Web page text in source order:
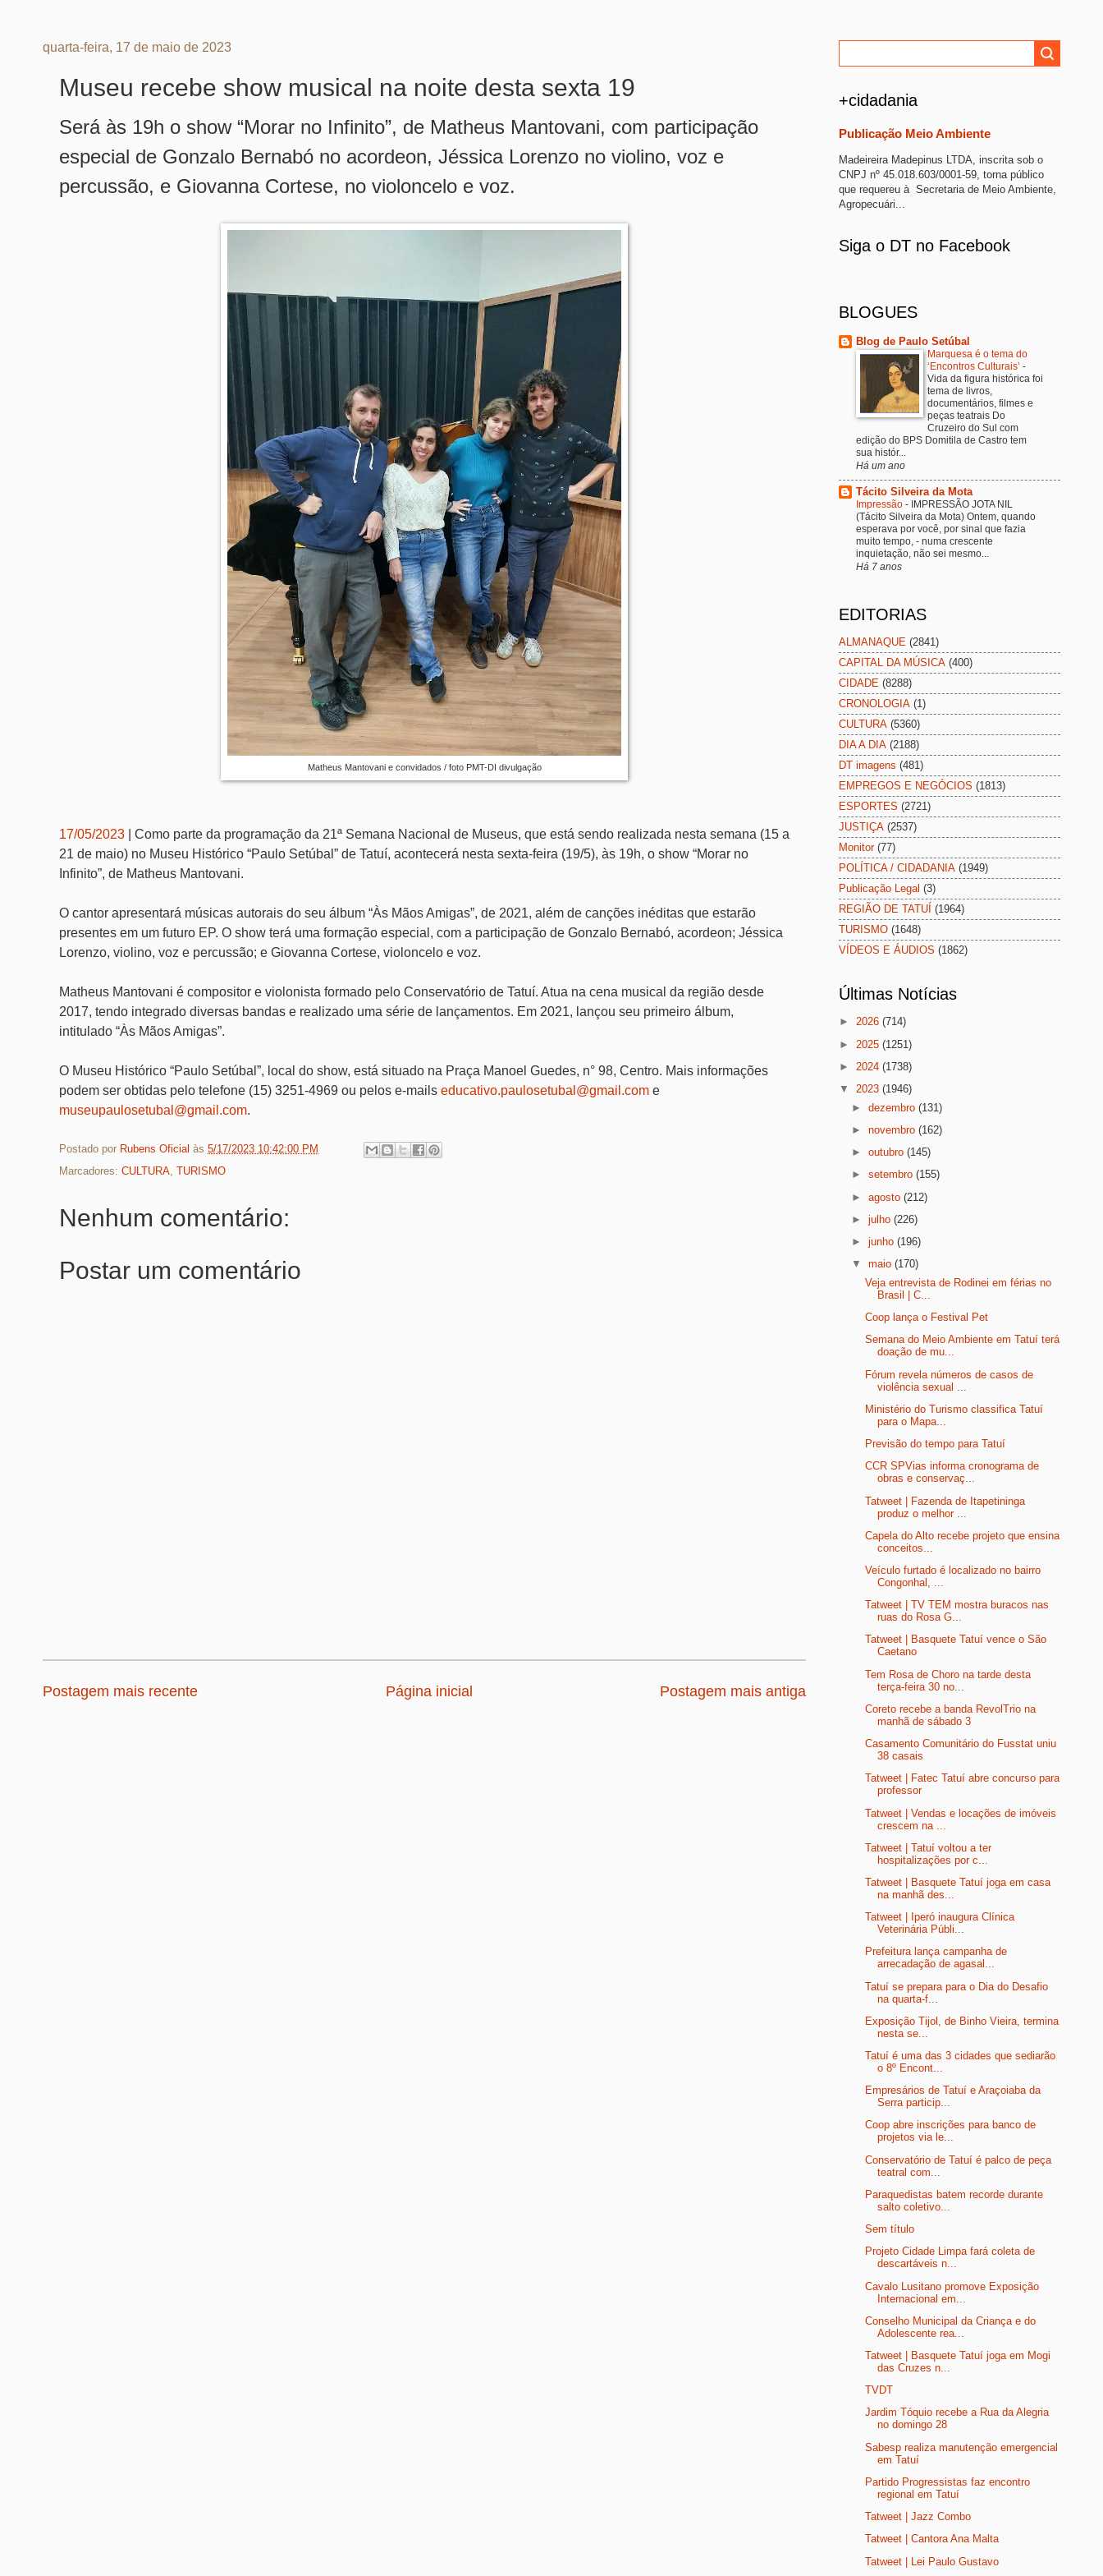
quarta-feira, 17 de maio de 2023
Museu recebe show musical na noite desta sexta 19
Será às 19h o show “Morar no Infinito”, de Matheus Mantovani, com participação
especial de Gonzalo Bernabó no acordeon, Jéssica Lorenzo no violino, voz e
percussão, e Giovanna Cortese, no violoncelo e voz.
Matheus Mantovani e convidados / foto PMT-DI divulgação
17/05/2023 | Como parte da programação da 21ª Semana Nacional de Museus, que está sendo realizada nesta semana (15 a
21 de maio) no Museu Histórico “Paulo Setúbal” de Tatuí, acontecerá nesta sexta-feira (19/5), às 19h, o show “Morar no
Infinito”, de Matheus Mantovani.
O cantor apresentará músicas autorais do seu álbum “Às Mãos Amigas”, de 2021, além de canções inéditas que estarão
presentes em um futuro EP. O show terá uma formação especial, com a participação de Gonzalo Bernabó, acordeon; Jéssica
Lorenzo, violino, voz e percussão; e Giovanna Cortese, violoncelo e voz.
Matheus Mantovani é compositor e violonista formado pelo Conservatório de Tatuí. Atua na cena musical da região desde
2017, tendo integrado diversas bandas e realizado uma série de lançamentos. Em 2021, lançou seu primeiro álbum,
intitulado “Às Mãos Amigas”.
O Museu Histórico “Paulo Setúbal”, local do show, está situado na Praça Manoel Guedes, n° 98, Centro. Mais informações
podem ser obtidas pelo telefone (15) 3251-4969 ou pelos e-mails educativo.paulosetubal@gmail.com e
museupaulosetubal@gmail.com.
Postado por Rubens Oficial às 5/17/2023 10:42:00 PM
Marcadores: CULTURA, TURISMO
Nenhum comentário:
Postar um comentário
Postagem mais recente Postagem mais antiga
Página inicial
+cidadania
Publicação Meio Ambiente
Madeireira Madepinus LTDA, inscrita sob o
CNPJ nº 45.018.603/0001-59, torna público
que requereu à Secretaria de Meio Ambiente,
Agropecuári...
Siga o DT no Facebook
BLOGUES
Blog de Paulo Setúbal
Marquesa é o tema do
‘Encontros Culturais’ -
Vida da figura histórica foi
tema de livros,
documentários, filmes e
peças teatrais Do
Cruzeiro do Sul com
edição do BPS Domitila de Castro tem
sua histór...
Há um ano
Tácito Silveira da Mota
Impressão - IMPRESSÃO JOTA NIL
(Tácito Silveira da Mota) Ontem, quando
esperava por você, por sinal que fazia
muito tempo, - numa crescente
inquietação, não sei mesmo...
Há 7 anos
EDITORIAS
ALMANAQUE (2841)
CAPITAL DA MÚSICA (400)
CIDADE (8288)
CRONOLOGIA (1)
CULTURA (5360)
DIA A DIA (2188)
DT imagens (481)
EMPREGOS E NEGÓCIOS (1813)
ESPORTES (2721)
JUSTIÇA (2537)
Monitor (77)
POLÍTICA / CIDADANIA (1949)
Publicação Legal (3)
REGIÃO DE TATUÍ (1964)
TURISMO (1648)
VÍDEOS E ÁUDIOS (1862)
Últimas Notícias
► 2026 (714)
► 2025 (1251)
► 2024 (1738)
▼ 2023 (1946)
►dezembro(131)
►novembro(162)
►outubro(145)
►setembro(155)
►agosto(212)
►julho(226)
►junho(196)
▼maio(170)
Veja entrevista de Rodinei em férias no
Brasil | C...
Coop lança o Festival Pet
Semana do Meio Ambiente em Tatuí terá
doação de mu...
Fórum revela números de casos de
violência sexual ...
Ministério do Turismo classifica Tatuí
para o Mapa...
Previsão do tempo para Tatuí
CCR SPVias informa cronograma de
obras e conservaç...
Tatweet | Fazenda de Itapetininga
produz o melhor ...
Capela do Alto recebe projeto que ensina
conceitos...
Veículo furtado é localizado no bairro
Congonhal, ...
Tatweet | TV TEM mostra buracos nas
ruas do Rosa G...
Tatweet | Basquete Tatuí vence o São
Caetano
Tem Rosa de Choro na tarde desta
terça-feira 30 no...
Coreto recebe a banda RevolTrio na
manhã de sábado 3
Casamento Comunitário do Fusstat uniu
38 casais
Tatweet | Fatec Tatuí abre concurso para
professor
Tatweet | Vendas e locações de imóveis
crescem na ...
Tatweet | Tatuí voltou a ter
hospitalizações por c...
Tatweet | Basquete Tatuí joga em casa
na manhã des...
Tatweet | Iperó inaugura Clínica
Veterinária Públi...
Prefeitura lança campanha de
arrecadação de agasal...
Tatuí se prepara para o Dia do Desafio
na quarta-f...
Exposição Tijol, de Binho Vieira, termina
nesta se...
Tatuí é uma das 3 cidades que sediarão
o 8º Encont...
Empresários de Tatuí e Araçoiaba da
Serra particip...
Coop abre inscrições para banco de
projetos via le...
Conservatório de Tatuí é palco de peça
teatral com...
Paraquedistas batem recorde durante
salto coletivo...
Sem título
Projeto Cidade Limpa fará coleta de
descartáveis n...
Cavalo Lusitano promove Exposição
Internacional em...
Conselho Municipal da Criança e do
Adolescente rea...
Tatweet | Basquete Tatuí joga em Mogi
das Cruzes n...
TVDT
Jardim Tóquio recebe a Rua da Alegria
no domingo 28
Sabesp realiza manutenção emergencial
em Tatuí
Partido Progressistas faz encontro
regional em Tatuí
Tatweet | Jazz Combo
Tatweet | Cantora Ana Malta
Tatweet | Lei Paulo Gustavo